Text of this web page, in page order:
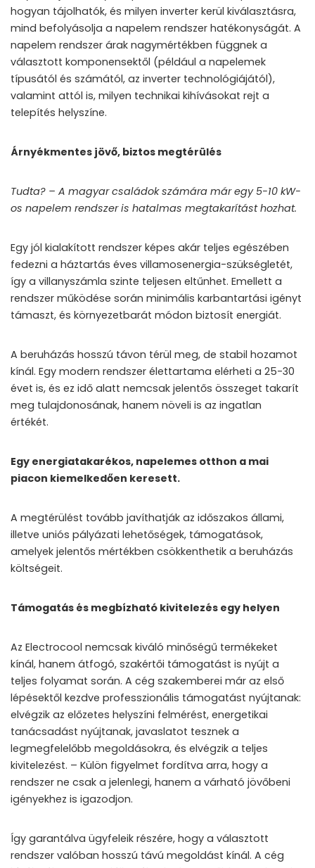
hogyan tájolhatók, és milyen inverter kerül kiválasztásra,
mind befolyásolja a napelem rendszer hatékonyságát. A
napelem rendszer árak nagymértékben függnek a
választott komponensektől (például a napelemek
típusától és számától, az inverter technológiájától),
valamint attól is, milyen technikai kihívásokat rejt a
telepítés helyszíne.
Árnyékmentes jövő, biztos megtérülés
Tudta? – A magyar családok számára már egy 5-10 kW-
os napelem rendszer is hatalmas megtakarítást hozhat.
Egy jól kialakított rendszer képes akár teljes egészében
fedezni a háztartás éves villamosenergia-szükségletét,
így a villanyszámla szinte teljesen eltűnhet. Emellett a
rendszer működése során minimális karbantartási igényt
támaszt, és környezetbarát módon biztosít energiát.
A beruházás hosszú távon térül meg, de stabil hozamot
kínál. Egy modern rendszer élettartama elérheti a 25-30
évet is, és ez idő alatt nemcsak jelentős összeget takarít
meg tulajdonosának, hanem növeli is az ingatlan
értékét.
Egy energiatakarékos, napelemes otthon a mai
piacon kiemelkedően keresett.
A megtérülést tovább javíthatják az időszakos állami,
illetve uniós pályázati lehetőségek, támogatások,
amelyek jelentős mértékben csökkenthetik a beruházás
költségeit.
Támogatás és megbízható kivitelezés egy helyen
Az Electrocool nemcsak kiváló minőségű termékeket
kínál, hanem átfogó, szakértői támogatást is nyújt a
teljes folyamat során. A cég szakemberei már az első
lépésektől kezdve professzionális támogatást nyújtanak:
elvégzik az előzetes helyszíni felmérést, energetikai
tanácsadást nyújtanak, javaslatot tesznek a
legmegfelelőbb megoldásokra, és elvégzik a teljes
kivitelezést. – Külön figyelmet fordítva arra, hogy a
rendszer ne csak a jelenlegi, hanem a várható jövőbeni
igényekhez is igazodjon.
Így garantálva ügyfeleik részére, hogy a választott
rendszer valóban hosszú távú megoldást kínál. A cég